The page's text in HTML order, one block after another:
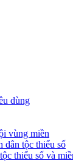
dùng
vùng miền
dân tộc thiểu số
thiểu số và